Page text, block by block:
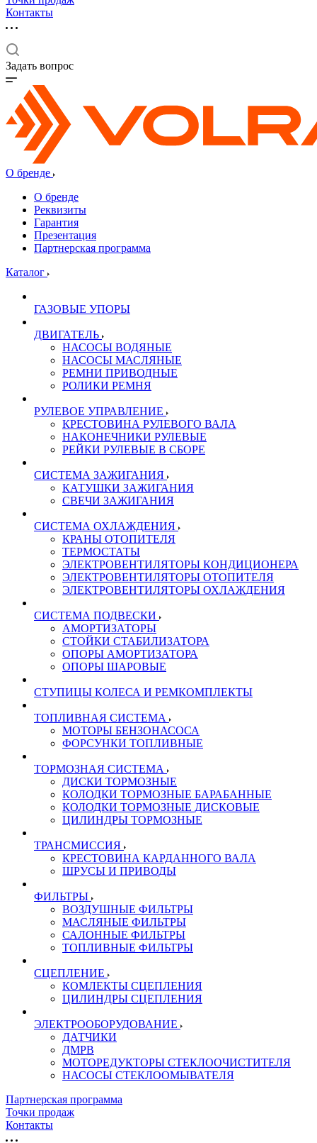
Контакты
Задать вопрос
О бренде
О бренде
Реквизиты
Гарантия
Презентация
Партнерская программа
Каталог
ГАЗОВЫЕ УПОРЫ
ДВИГАТЕЛЬ
НАСОСЫ ВОДЯНЫЕ
НАСОСЫ МАСЛЯНЫЕ
РЕМНИ ПРИВОДНЫЕ
РОЛИКИ РЕМНЯ
РУЛЕВОЕ УПРАВЛЕНИЕ
КРЕСТОВИНА РУЛЕВОГО ВАЛА
НАКОНЕЧНИКИ РУЛЕВЫЕ
РЕЙКИ РУЛЕВЫЕ В СБОРЕ
СИСТЕМА ЗАЖИГАНИЯ
КАТУШКИ ЗАЖИГАНИЯ
СВЕЧИ ЗАЖИГАНИЯ
СИСТЕМА ОХЛАЖДЕНИЯ
КРАНЫ ОТОПИТЕЛЯ
ТЕРМОСТАТЫ
ЭЛЕКТРОВЕНТИЛЯТОРЫ КОНДИЦИОНЕРА
ЭЛЕКТРОВЕНТИЛЯТОРЫ ОТОПИТЕЛЯ
ЭЛЕКТРОВЕНТИЛЯТОРЫ ОХЛАЖДЕНИЯ
СИСТЕМА ПОДВЕСКИ
АМОРТИЗАТОРЫ
СТОЙКИ СТАБИЛИЗАТОРА
ОПОРЫ АМОРТИЗАТОРА
ОПОРЫ ШАРОВЫЕ
СТУПИЦЫ КОЛЕСА И РЕМКОМПЛЕКТЫ
ТОПЛИВНАЯ СИСТЕМА
МОТОРЫ БЕНЗОНАСОСА
ФОРСУНКИ ТОПЛИВНЫЕ
ТОРМОЗНАЯ СИСТЕМА
ДИСКИ ТОРМОЗНЫЕ
КОЛОДКИ ТОРМОЗНЫЕ БАРАБАННЫЕ
КОЛОДКИ ТОРМОЗНЫЕ ДИСКОВЫЕ
ЦИЛИНДРЫ ТОРМОЗНЫЕ
ТРАНСМИССИЯ
КРЕСТОВИНА КАРДАННОГО ВАЛА
ШРУСЫ И ПРИВОДЫ
ФИЛЬТРЫ
ВОЗДУШНЫЕ ФИЛЬТРЫ
МАСЛЯНЫЕ ФИЛЬТРЫ
САЛОННЫЕ ФИЛЬТРЫ
ТОПЛИВНЫЕ ФИЛЬТРЫ
СЦЕПЛЕНИЕ
КОМЛЕКТЫ СЦЕПЛЕНИЯ
ЦИЛИНДРЫ СЦЕПЛЕНИЯ
ЭЛЕКТРООБОРУДОВАНИЕ
ДАТЧИКИ
ДМРВ
МОТОРЕДУКТОРЫ СТЕКЛООЧИСТИТЕЛЯ
НАСОСЫ СТЕКЛООМЫВАТЕЛЯ
Партнерская программа
Точки продаж
Контакты